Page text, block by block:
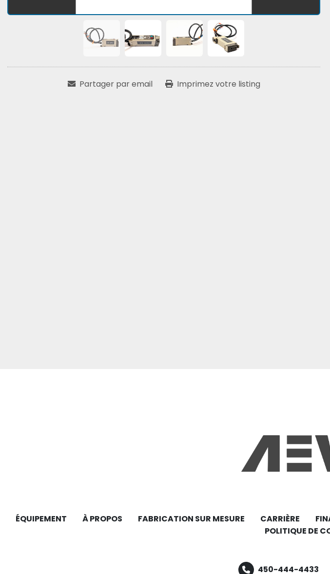
Partager par email Imprimez votre listing
ÉQUIPEMENT À PROPOS FABRICATION SUR MESURE CARRIÈRE
POLITIQUE DE
450-444-4433